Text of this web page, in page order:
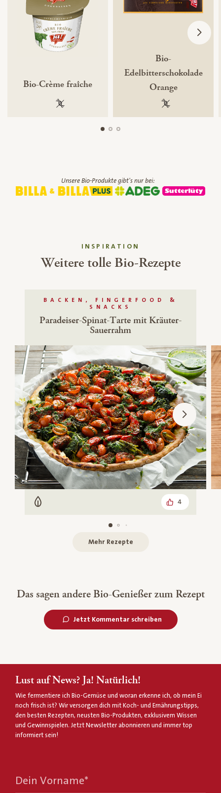
Bio-Crème fraîche
100 % gentechnikfrei
Bio-
Edelbitterschokolade
Orange
100 %
Unsere Bio-Produkte gibt's nur bei:
INSPIRATION
Weitere tolle Bio-Rezepte
BACKEN, FINGERFOOD &
SNACKS
Paradeiser-Spinat-Tarte mit Kräuter-
Sauerrahm
Vegetarisch 4
Mehr Rezepte
Das sagen andere Bio-Genießer zum Rezept
Jetzt Kommentar schreiben
Lust auf News? Ja! Natürlich!
Wie fermentiere ich Bio-Gemüse und woran erkenne ich, ob mein Ei
noch frisch ist? Wir versorgen dich mit Koch- und Ernährungstipps,
den besten Rezepten, neusten Bio-Produkten, exklusivem Wissen
und Gewinnspielen. Jetzt Newsletter abonnieren und immer top
informiert sein!
Dein Vorname*